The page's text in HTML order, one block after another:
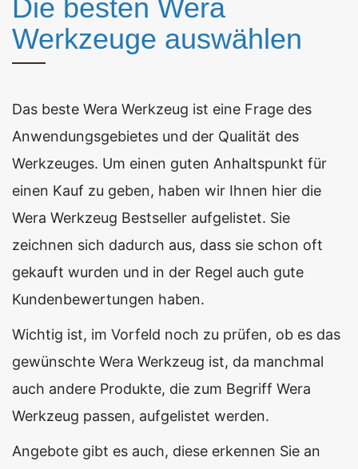
Die besten Wera
Werkzeuge auswählen
Das beste Wera Werkzeug ist eine Frage des
Anwendungsgebietes und der Qualität des
Werkzeuges. Um einen guten Anhaltspunkt für
einen Kauf zu geben, haben wir Ihnen hier die
Wera Werkzeug Bestseller aufgelistet. Sie
zeichnen sich dadurch aus, dass sie schon oft
gekauft wurden und in der Regel auch gute
Kundenbewertungen haben.
Wichtig ist, im Vorfeld noch zu prüfen, ob es das
gewünschte Wera Werkzeug ist, da manchmal
auch andere Produkte, die zum Begriff Wera
Werkzeug passen, aufgelistet werden.
Angebote gibt es auch, diese erkennen Sie an